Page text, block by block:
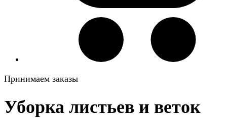
Принимаем заказы
Уборка листьев и веток